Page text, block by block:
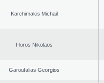
Karchimakis Michail
Floros Nikolaos
Garoufalias Georgios